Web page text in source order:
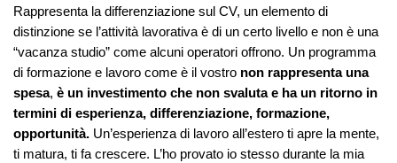
Rappresenta la differenziazione sul CV, un elemento di
distinzione se l’attività lavorativa è di un certo livello e non è una
“vacanza studio” come alcuni operatori offrono. Un programma
di formazione e lavoro come è il vostro non rappresenta una
spesa, è un investimento che non svaluta e ha un ritorno in
termini di esperienza, differenziazione, formazione,
opportunità. Un’esperienza di lavoro all’estero ti apre la mente,
ti matura, ti fa crescere. L’ho provato io stesso durante la mia